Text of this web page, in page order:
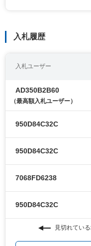
入札履歴
入札ユーザー
AD350B2B60
（最高額入札ユーザー）
950D84C32C
950D84C32C
7068FD6238
950D84C32C
見切れてい